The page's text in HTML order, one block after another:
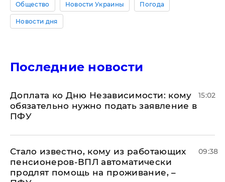
Общество Новости Украины Погода
Новости дня
Последние новости
Доплата ко Дню Независимости: кому
обязательно нужно подать заявление в
ПФУ
15:02
Стало известно, кому из работающих
пенсионеров-ВПЛ автоматически
продлят помощь на проживание, –
09:38